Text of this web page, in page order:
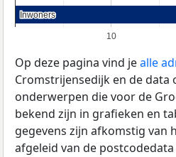
10
Inwoners
Inwoners
Op deze pagina vind jealle
Cromstrijensedijk en de data
onderwerpen die voor de
bekend zijn in grafieken en
gegevens zijn afkomstig van
afgeleid van de